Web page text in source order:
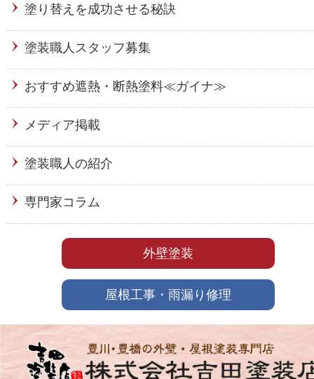
塗り替えを成功させる秘訣
塗装職人スタッフ募集
おすすめ遮熱・断熱塗料≪ガイナ≫
メディア掲載
塗装職人の紹介
専門家コラム
外壁塗装
屋根工事・雨漏り修理